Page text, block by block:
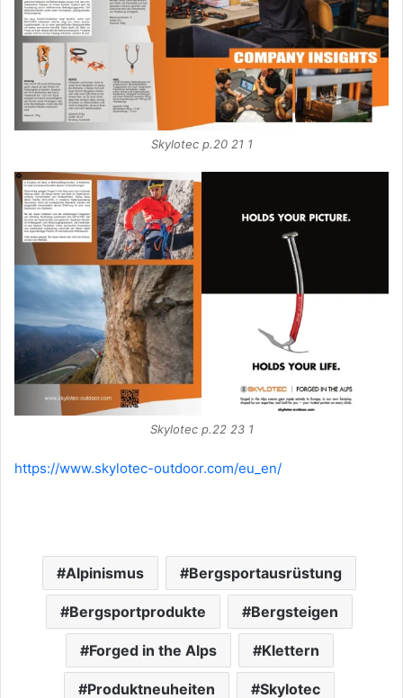
Skylotec p.20 21 1
Skylotec p.22 23 1
https://www.skylotec-outdoor.com/eu_en/
Alpinismus Bergsportausrüstung
Bergsportprodukte Bergsteigen
Forged in the Alps Klettern
Produktneuheiten Skylotec